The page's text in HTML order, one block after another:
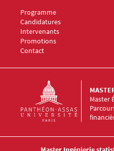
Menu Footer Master ISF 1
Programme
Menu Footer Master ISF 2
Candidatures
Menu Footer Master ISF 3
Intervenants
Menu Footer Master ISF 4
Promotions
Menu Footer Master ISF 5
Contact
Master